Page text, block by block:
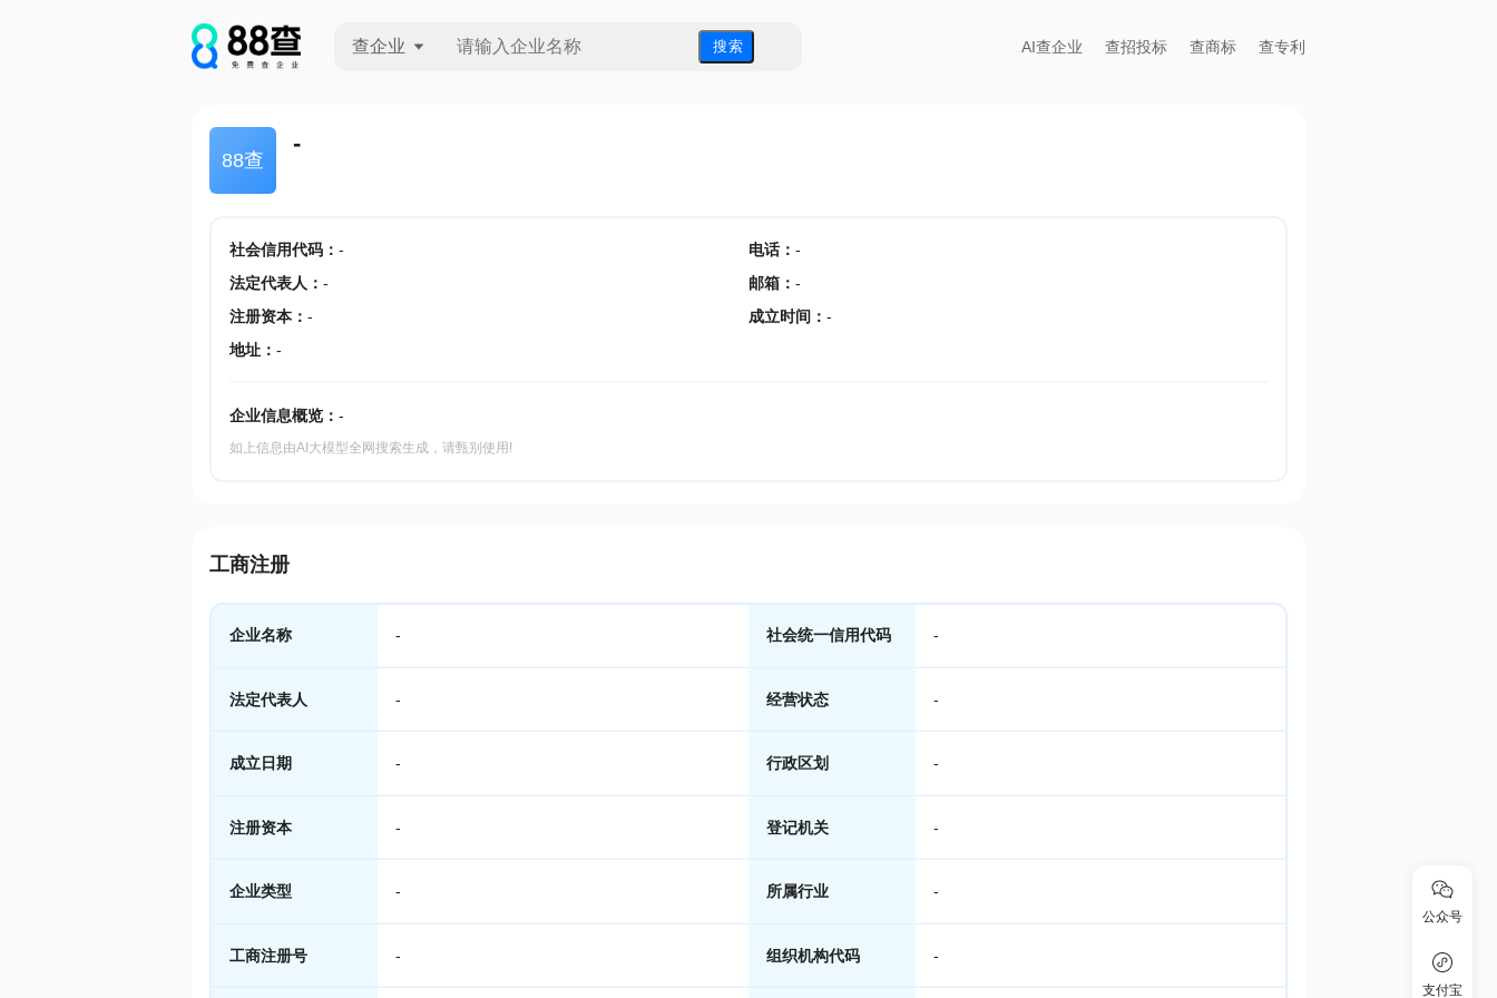
查企业 搜 索 AI查企业 查招投标 查商标 查专利
88查
-
社会信用代码： - 电话： -
法定代表人 ： - 邮箱 ： -
注册资本： - 成立时间 ： -
地址： -
企业信息概览： -
如上信息由AI大模型全网搜索生成，请甄别使用!
工商注册
企业名称 - 社会统一信用代码 -
法定代表人 - 经营状态 -
成立日期 - 行政区划 -
注册资本 - 登记机关 -
企业类型 - 所属行业 -
工商注册号 - 组织机构代码 -
公众号
支付宝